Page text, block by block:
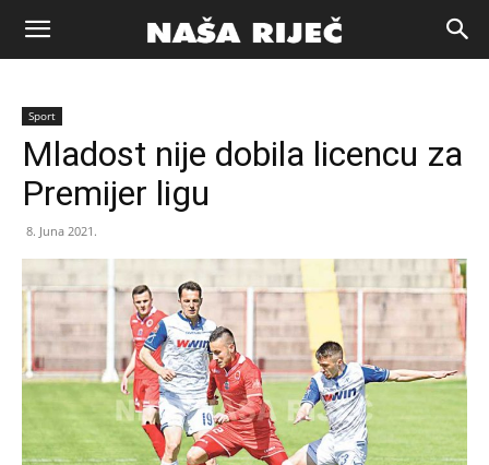
Naša
riječ
Sport
Mladost nije dobila licencu za
Premijer ligu
8. Juna 2021.